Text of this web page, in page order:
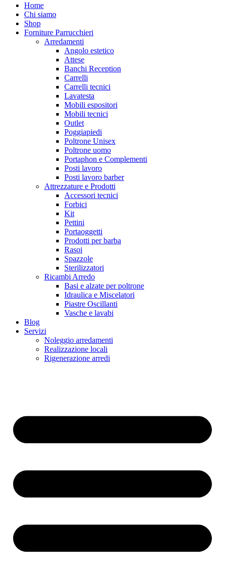
Home
Chi siamo
Shop
Forniture Parrucchieri
Arredamenti
Angolo estetico
Attese
Banchi Reception
Carrelli
Carrelli tecnici
Lavatesta
Mobili espositori
Mobili tecnici
Outlet
Poggiapiedi
Poltrone Unisex
Poltrone uomo
Portaphon e Complementi
Posti lavoro
Posti lavoro barber
Attrezzature e Prodotti
Accessori tecnici
Forbici
Kit
Pettini
Portaoggetti
Prodotti per barba
Rasoi
Spazzole
Sterilizzatori
Ricambi Arredo
Basi e alzate per poltrone
Idraulica e Miscelatori
Piastre Oscillanti
Vasche e lavabi
Blog
Servizi
Noleggio arredamenti
Realizzazione locali
Rigenerazione arredi